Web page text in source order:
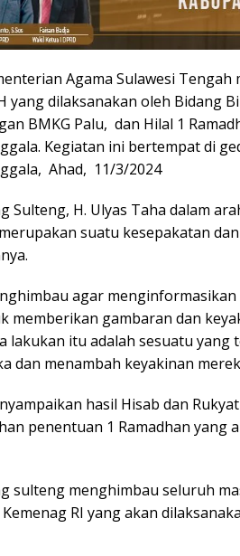
Agama Sulawesi
yang dilaksanakan oleh Bidang
BMKG Palu, dan Hilal 1
Kegiatan ini bertempat di
Ahad, 11/3/2024
Sulteng, H. Ulyas Taha dalam
suatu kesepakatan
agar
memberikan gambaran dan
lakukan itu adalah sesuatu yang
dan menambah keyakinan
hasil Hisab dan
penentuan 1 Ramadhan yang
sulteng menghimbau seluruh
RI yang akan